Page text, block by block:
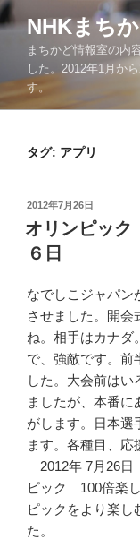
コ
ン
ツ
NHKまち
まちかど情報室の内
した。2012年1月か
す。
タグ: アプリ
投
稿
日:
2012年7月26日
オリンピッ
６日
なでしこジャパン
させました。開会
ね。相手はカナダ
で、強敵です。前
した。大会前は
ましたが、本番
がします。日本選
ます。各種目、応
2012年 7月26日
ピック 100倍楽
ピックをより楽し
た。